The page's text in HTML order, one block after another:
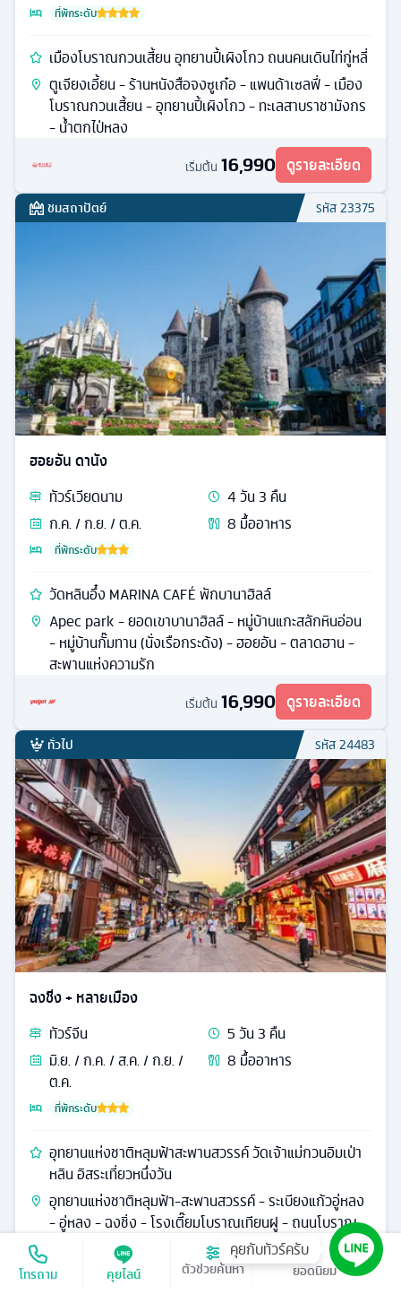
โทรถาม คุยไลน์ ตัวช่วยค้นหา
เรียงตาม
ที่พักระดับ
เมืองโบราณกวนเสี้ยน อุทยานปี้เผิงโกว ถนนคนเดินไท่กู่หลี่
ตูเจียงเอี้ยน - ร้านหนังสือจงซูเก๋อ - แพนด้าเซลฟี่ - เมือง
โบราณกวนเสี้ยน - อุทยานปี้เผิงโกว - ทะเลสาบราชามังกร
- น้ำตกไป่หลง
เริ่มต้น 16,990 ดูรายละเอียด
ชมสถาปัตย์ รหัส23375
ฮอยอัน ดานัง
ทัวร์เวียดนาม 4วัน3 คืน
ก.ค. / ก.ย. / ต.ค.
8 มื้ออาหาร
ที่พักระดับ
วัดหลินอึ๋ง MARINA CAFÉ พักบานาฮิลล์
Apec park - ยอดเขาบานาฮิลล์ - หมู่บ้านแกะสลักหินอ่อน
- หมู่บ้านกั๊มทาน (นั่งเรือกระด้ง) - ฮอยอัน - ตลาดฮาน -
สะพานแห่งความรัก
เริ่มต้น 16,990 ดูรายละเอียด
ทั่วไป รหัส24483
ฉงชิ่ง + หลายเมือง
ทัวร์จีน 5วัน3 คืน
มิ.ย. / ก.ค. / ส.ค. / ก.ย. /
ต.ค.
8 มื้ออาหาร
ที่พักระดับ
อุทยานแห่งชาติหลุมฟ้าสะพานสวรรค์ วัดเจ้าแม่กวนอิมเป่า
หลิน อิสระเที่ยวหนึ่งวัน
อุทยานแห่งชาติหลุมฟ้า-สะพานสวรรค์ - ระเบียงแก้วอู่หลง
- อู่หลง - ฉงชิ่ง - โรงเตี๊ยมโบราณเทียนฝู - ถนนโบราณ
หลงเหมินห้าว - วัดเจ้าแม่กวนอิม
16,999 ดูรายละเอียด
คุยกับทัวร์ครับ